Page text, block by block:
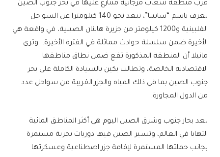
قرب منطقة شعاب مرجانية متنازع عليها في بحر جنوب الصين
تعرف باسم “سابينا”، تبعد نحو 140 كيلومترا عن السواحل
الفلبينية و1200 كيلومتر من جزيرة هاينان الصينية، في واقعة هي
الأخيرة ضمن سلسلة حوادث مماثلة في الفترة الأخيرة. وترى
مانيلا أن المنطقة المذكورة تقع ضمن نطاق مناطقها
الاقتصادية الخالصة، وتطالب بكين بالسيادة الكاملة على بحر
جنوب الصين بما في ذلك المياه والجزر القريبة من سواحل عدد
من الدول المجاورة.
تعد بحار جنوب وشرق الصين اليوم هي أكثر المناطق المائية
التهابا في العالم، وتسير الصين فيها دوريات بحرية مستمرة
بجانب حملتها المستمرة لإقامة جزر اصطناعية وعسكرتها